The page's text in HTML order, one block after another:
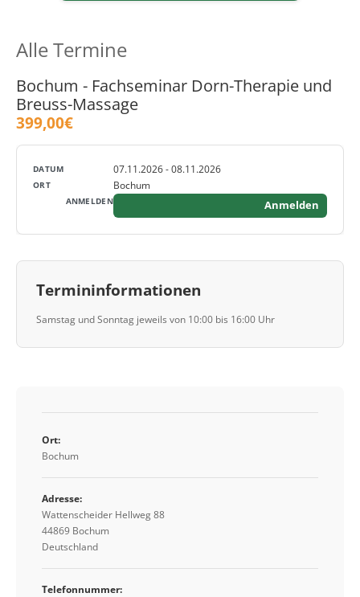
Alle Termine
Bochum - Fachseminar Dorn-Therapie und
Breuss-Massage
399,00€
07.11.2026 - 08.11.2026
Bochum
Anmelden
Termininformationen
Samstag und Sonntag jeweils von 10:00 bis 16:00 Uhr
Ort:
Bochum
Adresse:
Wattenscheider Hellweg 88
44869 Bochum
Deutschland
Telefonnummer: